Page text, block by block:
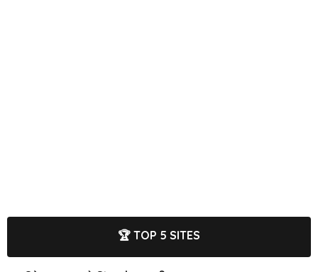
🏆 TOP 5 SITES